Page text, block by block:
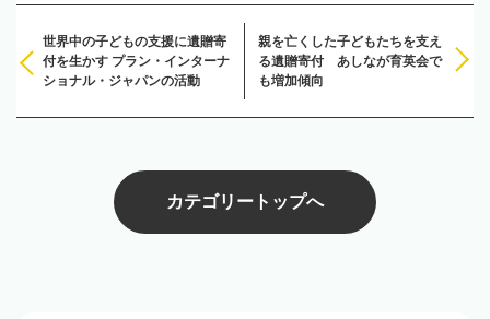
世界中の子どもの支援に遺贈寄
付を生かす プラン・インターナ
ショナル・ジャパンの活動 ‌
親を亡くした子どもたちを支え
る遺贈寄付 あしなが育英会で
も増加傾向
カテゴリートップへ